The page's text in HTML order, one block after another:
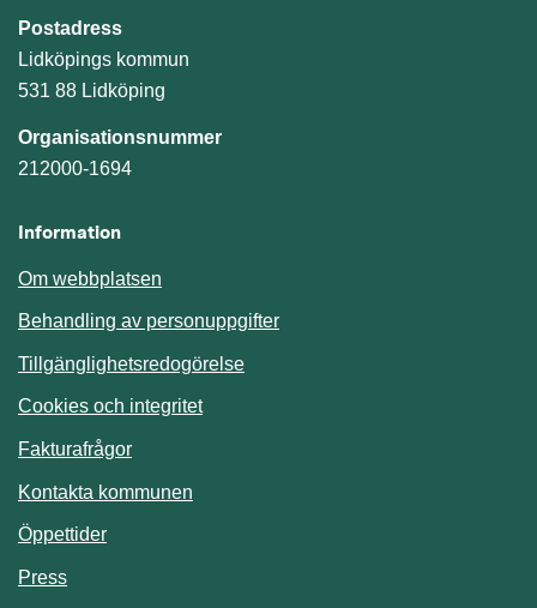
Postadress
Lidköpings kommun
531 88 Lidköping
Organisationsnummer
212000-1694
Information
Om webbplatsen
Behandling av personuppgifter
Tillgänglighetsredogörelse
Cookies och integritet
Fakturafrågor
Kontakta kommunen
Öppettider
Press